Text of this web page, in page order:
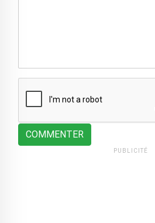
COMMENTER
PUBLICITÉ